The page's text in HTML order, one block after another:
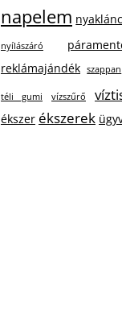
napelem nyaklánc
nyílászáró
reklámajándék szappan
téli gumi vízszűrő
ékszer ékszerek